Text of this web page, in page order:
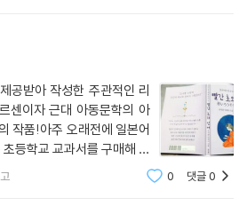
고 뱃속에 아이를 품고 있었습니다. 우리는
쓸쓸한 북쪽의 푸른 바닷속에서 살아왔어.
었습니다. 마을에는 여러 가게가 있었는데,
공받아 작성한 주관적인 리
센이자 근대 아동문학의 아
작품!아주 오래전에 일본어
등학교 교과서를 구매해 공
읽는데 그쳤지만 한글자 한
0 댓글0